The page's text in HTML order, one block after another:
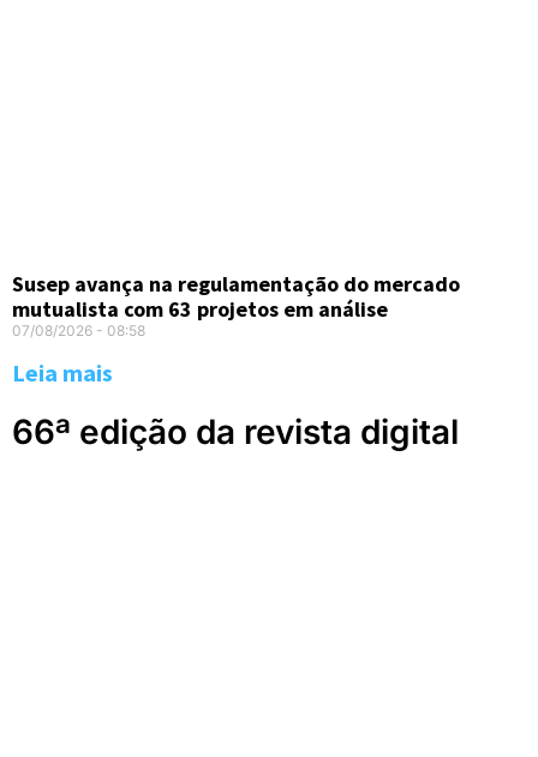
Susep avança na regulamentação do mercado
mutualista com 63 projetos em análise
07/08/2026 08:58
Leia mais
66ª edição da revista digital